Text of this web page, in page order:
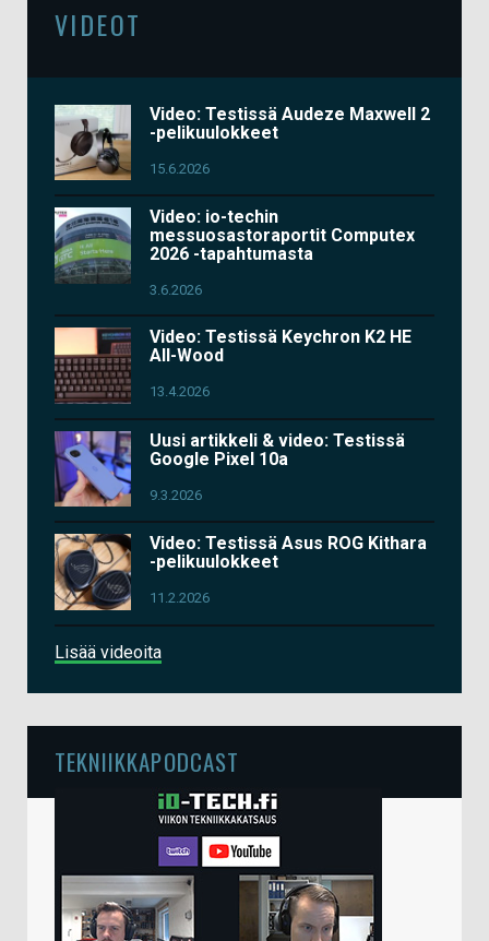
VIDEOT
Video: Testissä Audeze Maxwell 2
-pelikuulokkeet
15.6.2026
Video: io-techin
messuosastoraportit Computex
2026 -tapahtumasta
3.6.2026
Video: Testissä Keychron K2 HE
All-Wood
13.4.2026
Uusi artikkeli & video: Testissä
Google Pixel 10a
9.3.2026
Video: Testissä Asus ROG Kithara
-pelikuulokkeet
11.2.2026
Lisää videoita
TEKNIIKKAPODCAST